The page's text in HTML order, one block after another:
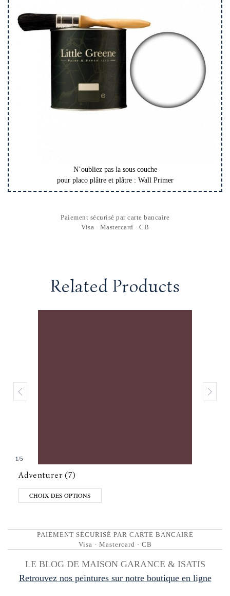
N’oubliez pas la sous couche
pour placo plâtre et plâtre : Wall Primer
Paiement sécurisé par carte bancaire
Visa · Mastercard · CB
Related Products
1/5
Adventurer (7)
CHOIX DES OPTIONS
PAIEMENT SÉCURISÉ PAR CARTE BANCAIRE
Visa · Mastercard · CB
LE BLOG DE MAISON GARANCE & ISATIS
Retrouvez nos peintures sur notre boutique en ligne